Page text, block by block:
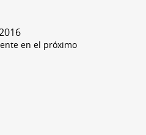
en el próximo